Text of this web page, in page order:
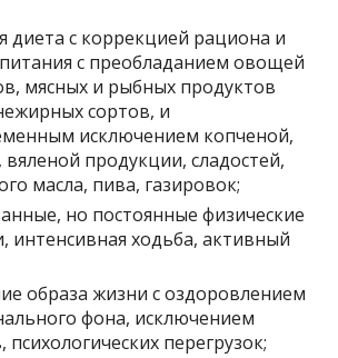
диета с коррекцией рациона и
с преобладанием овощей
мясных и рыбных продуктов
сортов, и
исключением копченой,
вяленой продукции, сладостей,
масла, пива, газировок;
но постоянные физические
интенсивная ходьба, активный
образа жизни с оздоровлением
фона, исключением
психологических перегрузок;